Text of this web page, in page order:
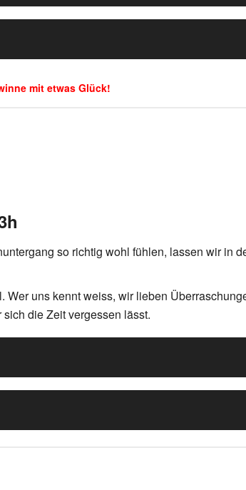
mit etwas Glück!
so richtig wohl fühlen, lassen wir in
uns kennt weiss, wir lieben
die Zeit vergessen lässt.